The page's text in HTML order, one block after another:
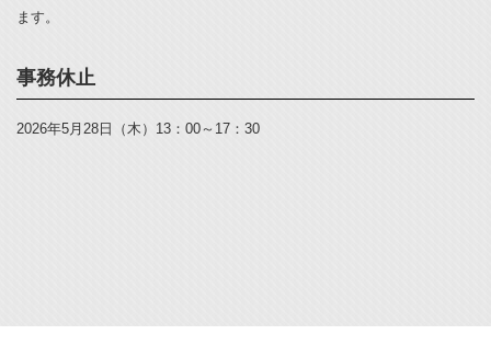
ます。
事務休止
2026年5月28日（木）13：00～17：30